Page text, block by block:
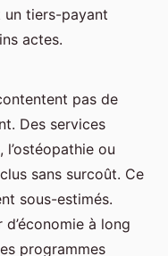
tiers-payant
actes.
pas de
Des services
l’ostéopathie ou
sans surcoût. Ce
sous-estimés.
à long
programmes